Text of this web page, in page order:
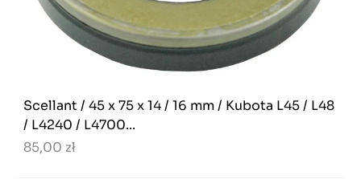
Scellant / 45 x 75 x 14 / 16 mm / Kubota L45 / L48
/ L4240 / L4700...
85,00 zł